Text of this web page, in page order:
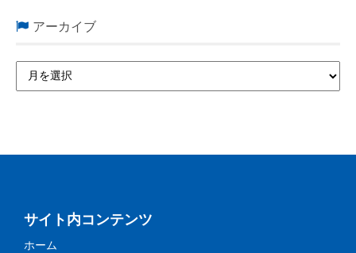
アーカイブ
サイト内コンテンツ
ホーム